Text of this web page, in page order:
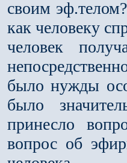
своим
как человеку
человек
было нужды
было
принесло
вопрос об